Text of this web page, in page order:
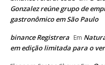
Gonzalez reúne grupo de
gastronômico em São Paulo
binance Registrera Em
em edição limitada para o